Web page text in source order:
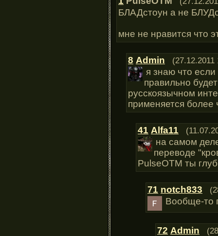
БЛАДстоун а не
мне не нравится что
8 Admin (27.12.2011
я знаю что если
правильно
русскоязычном
применяется более
41 Alfa11
на самом
переводе
PulseOTM ты
71 notch833
Вообще-то
72 Admin